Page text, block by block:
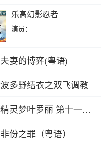
乐高幻影忍者
演员：
夫妻的博弈(粤语)
波多野结衣之双飞调教
精灵梦叶罗丽 第十一季
非份之罪（粤语）